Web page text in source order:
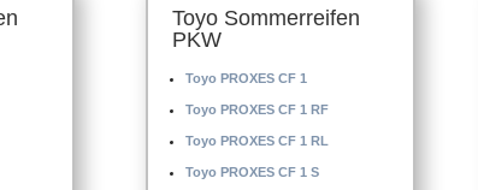
Toyo Sommerreifen
PKW
Toyo PROXES CF 1
Toyo PROXES CF 1 RF
Toyo PROXES CF 1 RL
Toyo PROXES CF 1 S